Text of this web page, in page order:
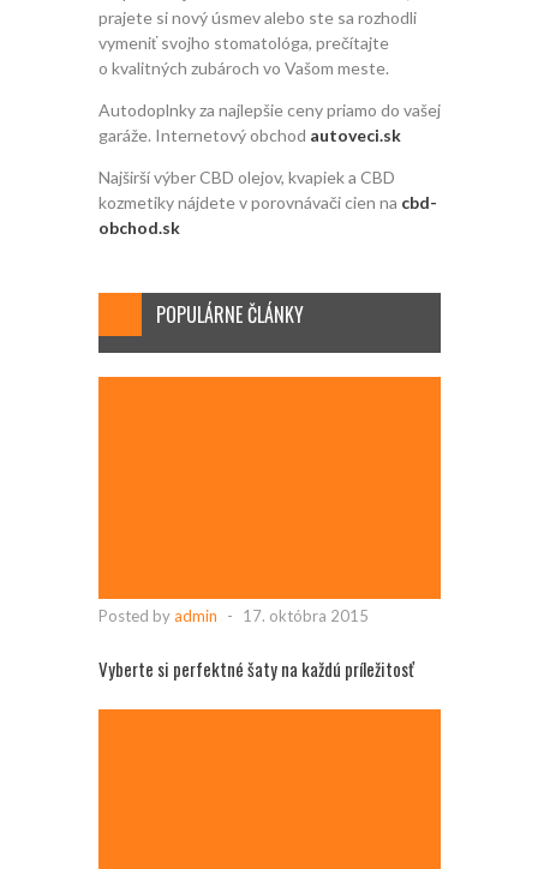
prajete si nový úsmev alebo ste sa rozhodli
vymeniť svojho stomatológa, prečítajte
o kvalitných zubároch vo Vašom meste.
Autodoplnky za najlepšie ceny priamo do vašej
garáže. Internetový obchod autoveci.sk
Najširší výber CBD olejov, kvapiek a CBD
kozmetiky nájdete v porovnávači cien na cbd-
obchod.sk
POPULÁRNE ČLÁNKY
Posted byadmin - 17. októbra 2015
Vyberte si perfektné šaty na každú príležitosť